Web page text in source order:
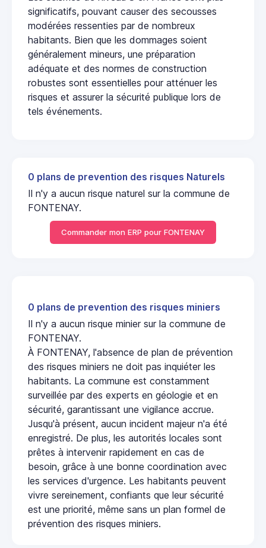
significatifs, pouvant causer des secousses
modérées ressenties par de nombreux
habitants. Bien que les dommages soient
généralement mineurs, une préparation
adéquate et des normes de construction
robustes sont essentielles pour atténuer les
risques et assurer la sécurité publique lors de
tels événements.
0 plans de prevention des risques Naturels
Il n'y a aucun risque naturel sur la commune de
FONTENAY.
Commander mon ERP pour FONTENAY
0 plans de prevention des risques miniers
Il n'y a aucun risque minier sur la commune de
FONTENAY.
À FONTENAY, l'absence de plan de prévention
des risques miniers ne doit pas inquiéter les
habitants. La commune est constamment
surveillée par des experts en géologie et en
sécurité, garantissant une vigilance accrue.
Jusqu'à présent, aucun incident majeur n'a été
enregistré. De plus, les autorités locales sont
prêtes à intervenir rapidement en cas de
besoin, grâce à une bonne coordination avec
les services d'urgence. Les habitants peuvent
vivre sereinement, confiants que leur sécurité
est une priorité, même sans un plan formel de
prévention des risques miniers.